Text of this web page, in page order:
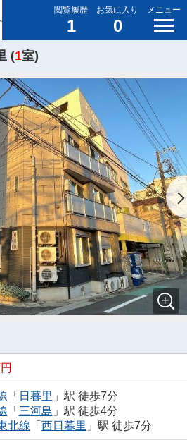
閲覧履歴
1
お気に入り
0
メニュー
(1室)
「 日暮里 」駅 徒歩7分
「 三河島 」駅 徒歩4分
北線 「 西日暮里 」駅 徒歩7分